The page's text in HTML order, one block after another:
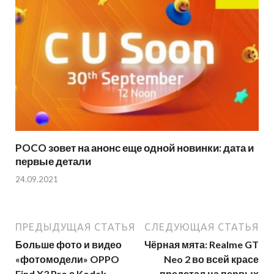
POCO зовет на анонс еще одной новинки: дата и
первые детали
24.09.2021
ПРЕДЫДУЩАЯ СТАТЬЯ
Больше фото и видео
«фотомодели» OPPO
СЛЕДУЮЩАЯ СТАТЬЯ
Чёрная мята: Realme GT
Neo 2 во всей красе